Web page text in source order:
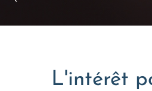
L'intérêt